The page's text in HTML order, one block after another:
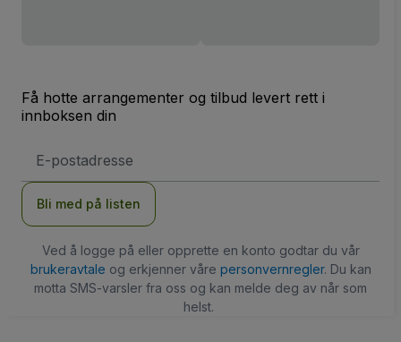
Få hotte arrangementer og tilbud levert rett i
innboksen din
postadresse
Bli med på listen
Ved å logge på eller opprette en konto godtar du vår
brukeravtale og erkjenner våre personvernregler. Du kan
motta SMS-varsler fra oss og kan melde deg av når som
helst.